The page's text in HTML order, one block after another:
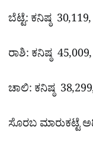
ಬೆಟ್ಟೆ: ಕನಿಷ್ಠ
ರಾಶಿ: ಕನಿಷ್ಠ
ಚಾಲಿ: ಕನಿಷ್ಠ
ಸೊರಬ ಮಾರುಕಟ್ಟೆ